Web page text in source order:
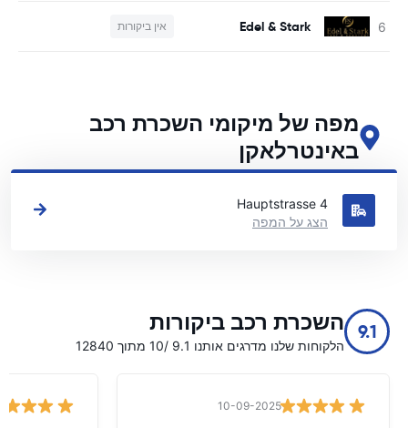
Edel & Stark אין ביקורות
מפה של מיקומי השכרת רכב
באינטרלאקן
ראה את מיקומי השכרת הרכב העיקריים שלנו באינטרלאקן
Hauptstrasse 4
הצג על המפה
9.1 השכרת רכב ביקורות
הלקוחות שלנו מדרגים אותנו 9.1 /10 מתוך 12840
10-09-2025